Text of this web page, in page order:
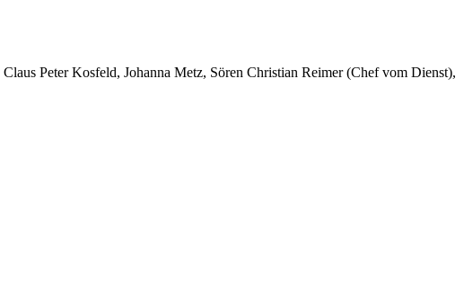
Claus Peter Kosfeld, Johanna Metz, Sören Christian Reimer (Chef vom Dienst),